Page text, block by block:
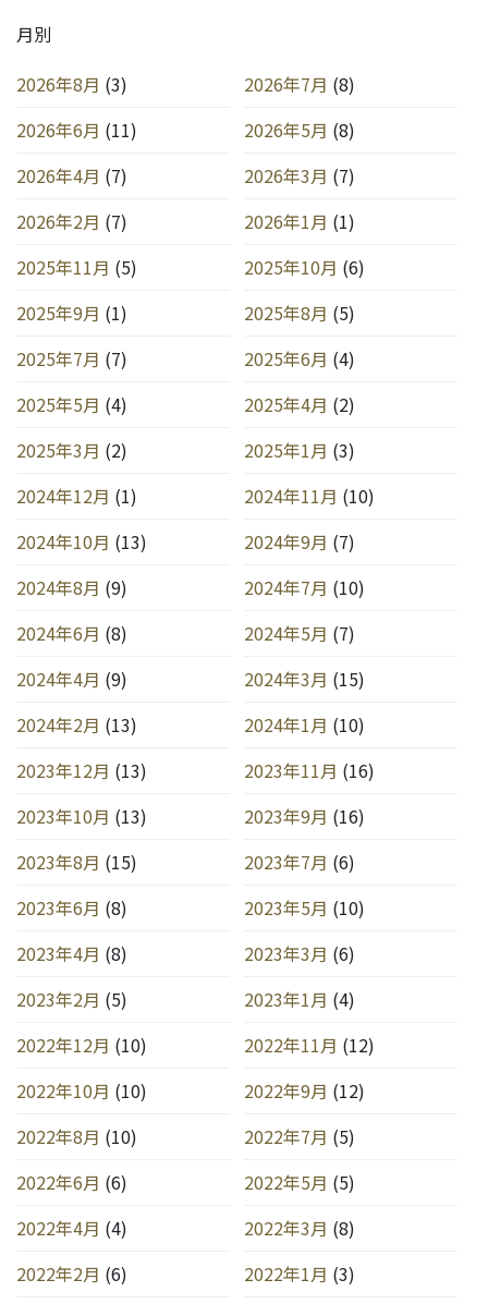
月別
2026年8月 (3) 2026年7月 (8)
2026年6月 (11) 2026年5月 (8)
2026年4月 (7) 2026年3月 (7)
2026年2月 (7) 2026年1月 (1)
2025年11月 (5) 2025年10月 (6)
2025年9月 (1) 2025年8月 (5)
2025年7月 (7) 2025年6月 (4)
2025年5月 (4) 2025年4月 (2)
2025年3月 (2) 2025年1月 (3)
2024年12月 (1) 2024年11月 (10)
2024年10月 (13) 2024年9月 (7)
2024年8月 (9) 2024年7月 (10)
2024年6月 (8) 2024年5月 (7)
2024年4月 (9) 2024年3月 (15)
2024年2月 (13) 2024年1月 (10)
2023年12月 (13) 2023年11月 (16)
2023年10月 (13) 2023年9月 (16)
2023年8月 (15) 2023年7月 (6)
2023年6月 (8) 2023年5月 (10)
2023年4月 (8) 2023年3月 (6)
2023年2月 (5) 2023年1月 (4)
2022年12月 (10) 2022年11月 (12)
2022年10月 (10) 2022年9月 (12)
2022年8月 (10) 2022年7月 (5)
2022年6月 (6) 2022年5月 (5)
2022年4月 (4) 2022年3月 (8)
2022年2月 (6) 2022年1月 (3)